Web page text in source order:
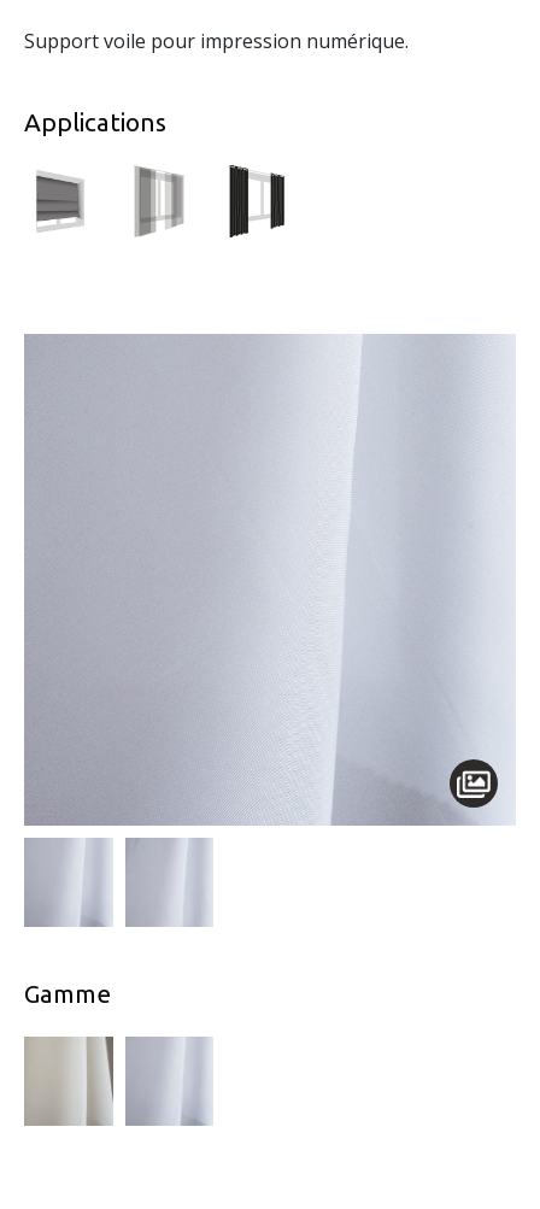
Gamme
Support voile pour impression numérique.
Applications